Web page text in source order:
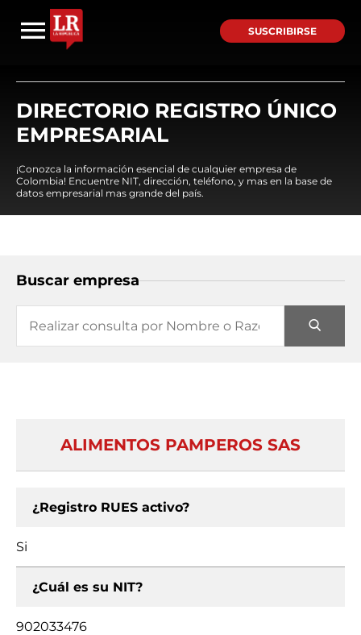
SUSCRIBIRSE
DIRECTORIO REGISTRO ÚNICO
EMPRESARIAL
¡Conozca la información esencial de cualquier empresa de
Colombia! Encuentre NIT, dirección, teléfono, y mas en la base de
datos empresarial mas grande del país.
Buscar empresa
ALIMENTOS PAMPEROS SAS
¿Registro RUES activo?
Si
¿Cuál es su NIT?
902033476